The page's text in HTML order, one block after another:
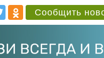
Сообщить